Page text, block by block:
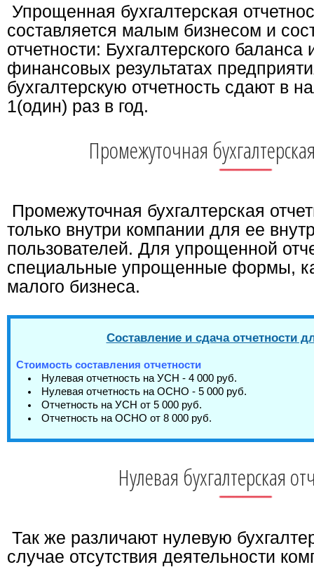
Упрощенная бухгалтерская
составляется малым бизнесом и
отчетности: Бухгалтерского баланса
финансовых результатах
бухгалтерскую отчетность сдают в
1(один) раз в год.
Промежуточная
Промежуточная бухгалтерская
только внутри компании для ее
пользователей. Для упрощенной
специальные упрощенные формы,
малого бизнеса.
Составление и сдача отчетности
Стоимость составления отчетности
Нулевая отчетность на УСН - 4 000 руб.
Нулевая отчетность на ОСНО - 5 000 руб.
Отчетность на УСН от 5 000 руб.
Отчетность на ОСНО от 8 000 руб.
Нулевая бухгалтерская
Так же различают нулевую
случае отсутствия деятельности